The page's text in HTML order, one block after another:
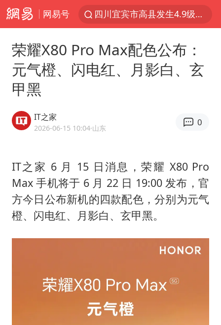
网易号
佛山通报笔试前13被淘汰后5名进体检
27岁女子组织卖淫集团被悬赏通缉
美国将对多晶硅衍生品加征15%关税
泰高官回应中国人在泰遭歧视：全面调查
河南某医院2.33亿工程串标案细节披露
台风灿鸿未来对中国无影响
美媒称美国想用战术核武器对抗中俄
“空调24小时开着更省电”不实
荣耀X80 Pro Max配色公布：
元气橙、闪电红、月影白、玄
甲黑
IT之家
2026-06-15 10:04·山东
0
IT之家 6 月 15 日消息，荣耀 X80 Pro
Max 手机将于 6 月 22 日 19:00 发布，官
方今日公布新机的四款配色，分别为元气
橙、闪电红、月影白、玄甲黑。